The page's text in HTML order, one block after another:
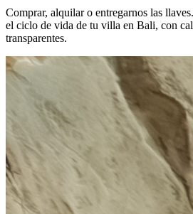
Comprar, alquilar o entregarnos las
el ciclo de vida de tu villa en Bali, con
transparentes.